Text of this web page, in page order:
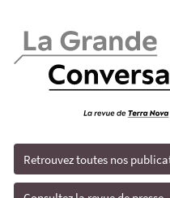
Retrouvez toutes nos